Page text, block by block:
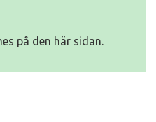
på den här sidan.